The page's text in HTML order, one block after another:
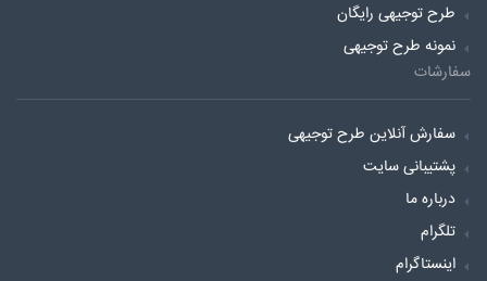
طرح توجیهی رایگان
نمونه طرح توجیهی
سفارشات
سفارش آنلاین طرح توجیهی
پشتیبانی سایت
درباره ما
تلگرام
اینستاگرام